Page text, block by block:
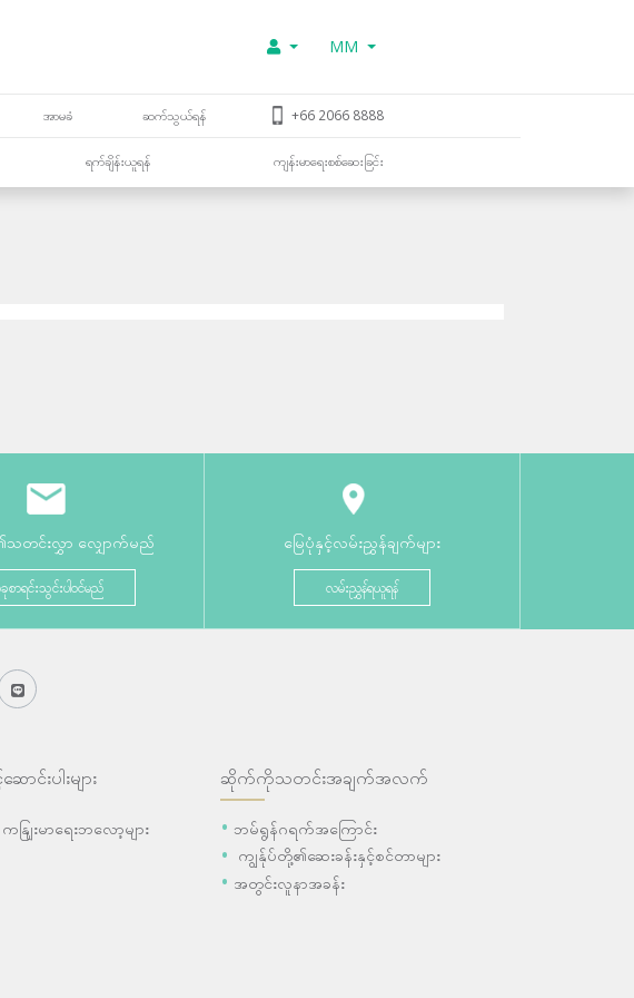
MM
အာမခံ ဆက်သွယ်ရန် +66 2066 8888
ရက်ချိန်းယူရန် ကျန်းမာရေးစစ်ဆေးခြင်း
သတင်းလွှာ လျှောက်မည်
စာရင်းသွင်းပါဝင်မည်
မြေပုံနှင့်လမ်းညွှန်ချက်များ
လမ်းညွှန်ရယူရန်
ာင်းပါးများ
ြးမာရေးဘလော့များ
ဆိုက်ကိုသတင်းအချက်အလက်
ဘမ်ရွန်ဂရက်အကြောင်း
ကျွန်ုပ်တို့၏ဆေးခန်းနှင့်စင်တာများ
အတွင်းလူနာအခန်း